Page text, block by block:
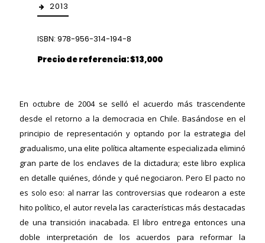
2013
ISBN: 978-956-314-194-8
Precio de referencia: $13,000
En octubre de 2004 se selló el acuerdo más trascendente
desde el retorno a la democracia en Chile. Basándose en el
principio de representación y optando por la estrategia del
gradualismo, una elite política altamente especializada eliminó
gran parte de los enclaves de la dictadura; este libro explica
en detalle quiénes, dónde y qué negociaron. Pero El pacto no
es solo eso: al narrar las controversias que rodearon a este
hito político, el autor revela las características más destacadas
de una transición inacabada. El libro entrega entonces una
doble interpretación de los acuerdos para reformar la